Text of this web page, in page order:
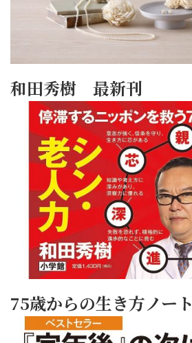
和田秀樹 最新刊
75歳からの生き方ノート